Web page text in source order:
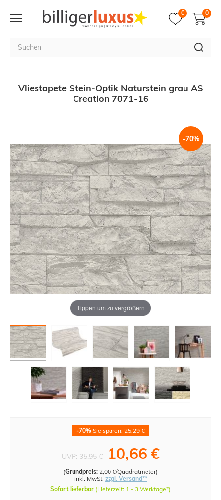
0 0
Vliestapete Stein-Optik Naturstein grau AS
Creation 7071-16
Tippen um zu vergrößern
-70%
-70% Sie sparen: 25,29 €
UVP:35,95 € 10,66 €
(Grundpreis: 2,00 €/Quadratmeter)
inkl. MwSt. zzgl. Versand**
Sofort lieferbar (Lieferzeit: 1 - 3 Werktage*)